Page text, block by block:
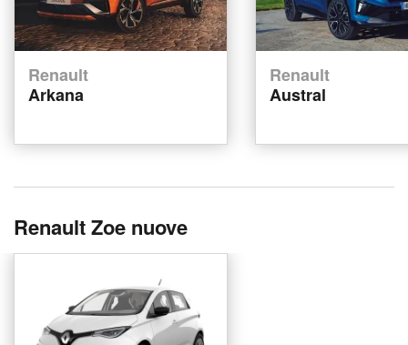
Renault
Arkana
Renault
Austral
Renault Zoe nuove